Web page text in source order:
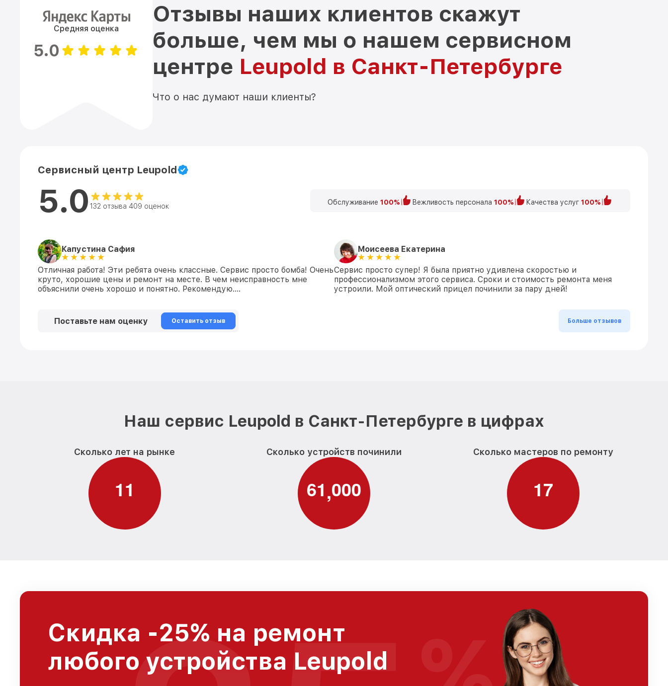
Средняя оценка
5.0
Отзывы наших клиентов скажут
больше, чем мы о нашем сервисном
центре Leupold в Санкт-Петербурге
Что о нас думают наши клиенты?
Сервисный центр Leupold
5.0 132 отзыва 409 оценок Обслуживание 100% Вежливость персонала 100% Качества услуг 100%
Капустина Сафия
Отличная работа! Эти ребята очень классные. Сервис просто бомба! Очень
круто, хорошие цены и ремонт на месте. В чем неисправность мне
объяснили очень хорошо и понятно. Рекомендую….
Моисеева Екатерина
Сервис просто супер! Я была приятно удивлена скоростью и
профессионализмом этого сервиса. Сроки и стоимость ремонта меня
устроили. Мой оптический прицел починили за пару дней!
Поставьте нам оценку Оставить отзыв Больше отзывов
Наш сервис Leupold в Санкт-Петербурге в цифрах
Сколько лет на рынке
11
Сколько устройств починили
61,000
Сколько мастеров по ремонту
17
Скидка -25% на ремонт
любого устройства Leupold